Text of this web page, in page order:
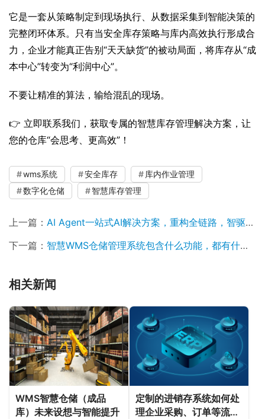
它是一套从策略制定到现场执行、从数据采集到智能决策的
完整闭环体系。只有当安全库存策略与库内高效执行形成合
力，企业才能真正告别“天天缺货”的被动局面，将库存从“成
本中心”转变为“利润中心”。
不要让精准的算法，输给混乱的现场。
👉 立即联系我们，获取专属的智慧库存管理解决方案，让
您的仓库“会思考、更高效”！
wms系统 安全库存
库内作业管理
数字化仓储
智慧库存管理
上一篇： AI Agent一站式AI解决方案，重构全链路，智驱企业新增长，覆盖营销.交易·供应链三大核心场景！
下一篇： 智慧WMS仓储管理系统包含什么功能，都有什么价值！
相关新闻
WMS智慧仓储（成品
库）未来设想与智能提升
定制的进销存系统如何处
理企业采购、订单等流